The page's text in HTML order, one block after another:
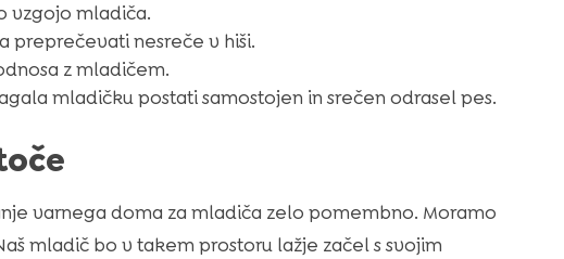
vzgojo mladiča.
preprečevati nesreče v hiši.
z mladičem.
mladičku postati samostojen in srečen odrasel pes.
varnega doma za mladiča zelo pomembno. Moramo
mladič bo v takem prostoru lažje začel s svojim